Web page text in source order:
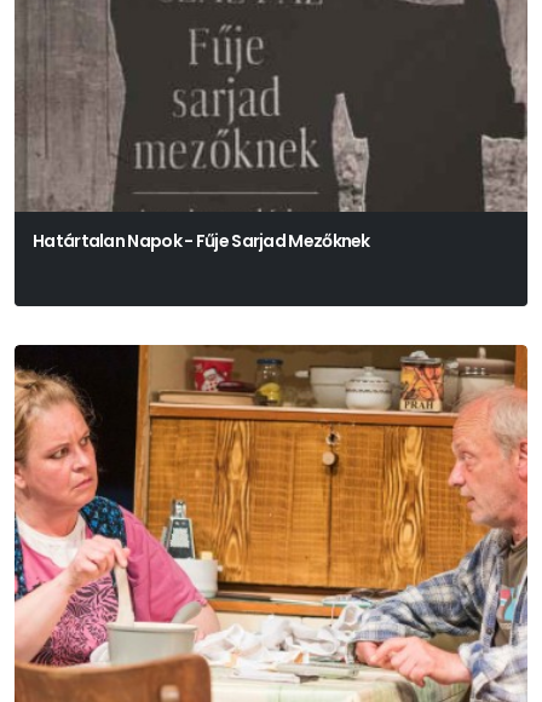
Határtalan Napok - Fűje Sarjad Mezőknek